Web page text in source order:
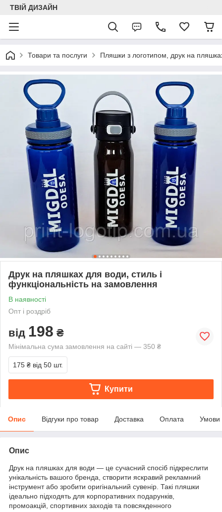
ТВІЙ ДИЗАЙН
Товари та послуги Пляшки з логотипом, друк на
Друк на пляшках для води, стиль і
функціональність на замовлення
В наявності
Опт і роздріб
від 198 ₴
Мінімальна сума замовлення на сайті — 350 ₴
175 ₴ від 50 шт.
Купити
Опис Відгуки про товар Доставка Оплата Умови
Опис
Друк на пляшках для води — це сучасний спосіб підкреслити
унікальність вашого бренда, створити яскравий рекламний
інструмент або зробити оригінальний сувенір. Такі пляшки
ідеально підходять для корпоративних подарунків,
промоакцій, спортивних заходів та повсякденного